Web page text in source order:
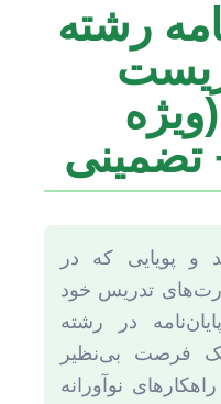
رشته
تضمینی
و پویایی که در
تدریس خود
در رشته
فرصت بی‌نظیر
نوآورانه